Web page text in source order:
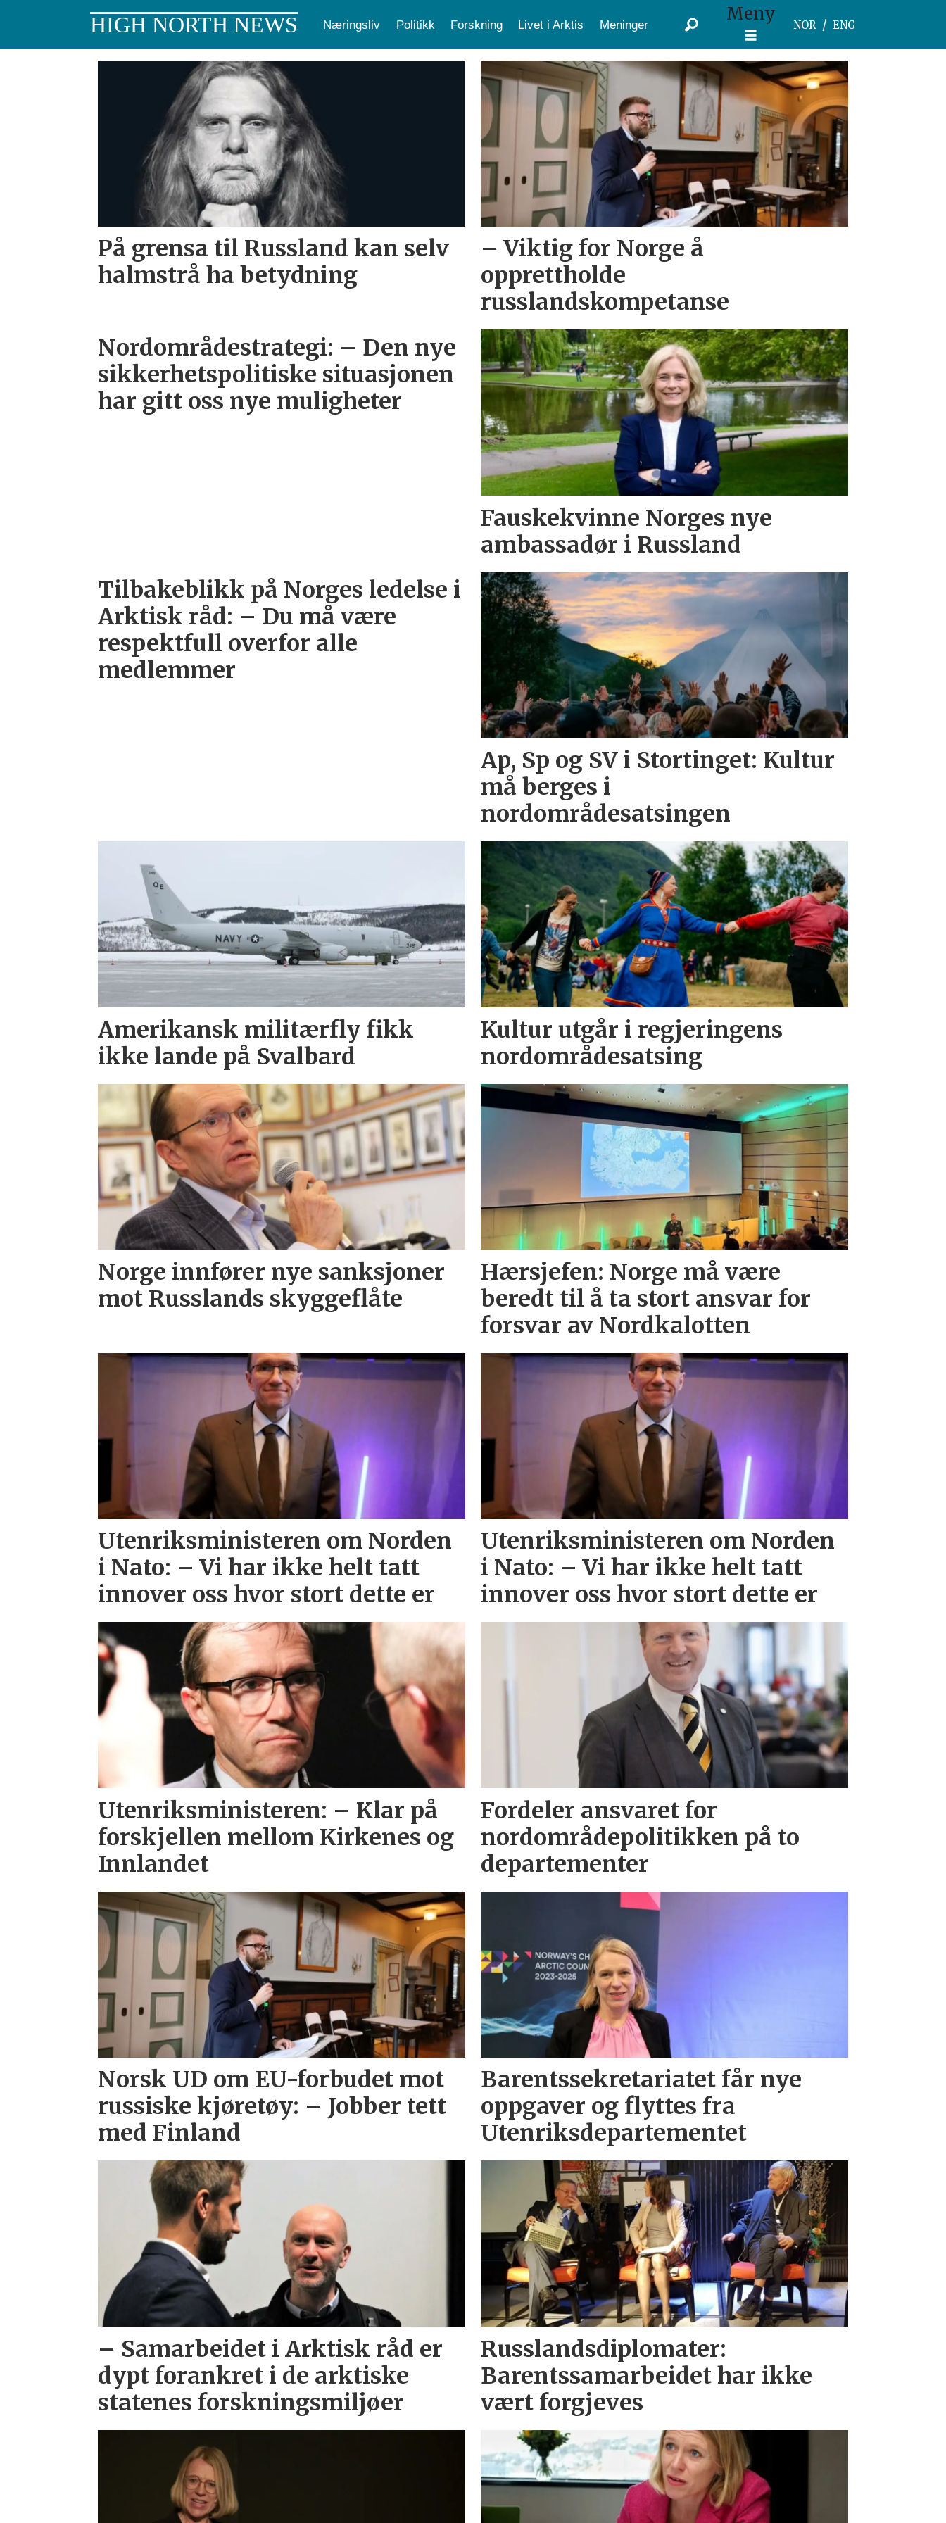
HIGH NORTH NEWS Næringsliv Politikk Forskning Livet i Arktis Meninger Meny
NOR ENG
utenriksdepartementet
På grensa til Russland kan selv
halmstrå ha betydning
– Viktig for Norge å
opprettholde
russlandskompetanse
Nordområdestrategi: – Den nye
sikkerhetspolitiske situasjonen
har gitt oss nye muligheter
Fauskekvinne Norges nye
ambassadør i Russland
Tilbakeblikk på Norges ledelse i
Arktisk råd: – Du må være
respektfull overfor alle
medlemmer
Ap, Sp og SV i Stortinget: Kultur
må berges i
nordområdesatsingen
Amerikansk militærfly fikk
ikke lande på Svalbard
Kultur utgår i regjeringens
nordområdesatsing
Norge innfører nye sanksjoner
mot Russlands skyggeflåte
Hærsjefen: Norge må være
beredt til å ta stort ansvar for
forsvar av Nordkalotten
Utenriksministeren om Norden
i Nato: – Vi har ikke helt tatt
innover oss hvor stort dette er
Utenriksministeren om Norden
i Nato: – Vi har ikke helt tatt
innover oss hvor stort dette er
Utenriksministeren: – Klar på
forskjellen mellom Kirkenes og
Innlandet
Fordeler ansvaret for
nordområdepolitikken på to
departementer
Norsk UD om EU-forbudet mot
russiske kjøretøy: – Jobber tett
med Finland
Barentssekretariatet får nye
oppgaver og flyttes fra
Utenriksdepartementet
– Samarbeidet i Arktisk råd er
dypt forankret i de arktiske
statenes forskningsmiljøer
Russlandsdiplomater:
Barentssamarbeidet har ikke
vært forgjeves